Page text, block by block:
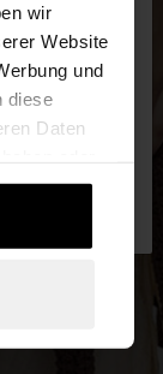
wir
Website
und
diese
Daten
zu.